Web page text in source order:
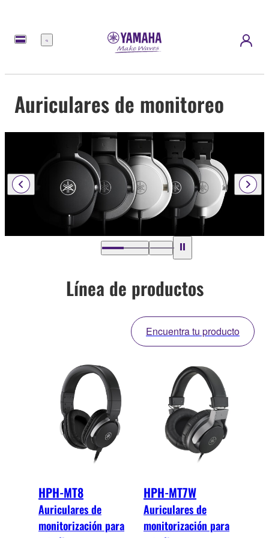
Menú
Auriculares de monitoreo
Línea de productos
Encuentra tu producto
HPH-MT8
Auriculares de
monitorización para
HPH-MT7W
Auriculares de
monitorización para